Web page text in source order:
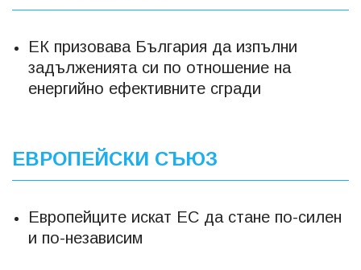
ЕК призовава България да изпълни
задълженията си по отношение на
енергийно ефективните сгради
ЕВРОПЕЙСКИ СЪЮЗ
Европейците искат ЕС да стане по-силен
и по-независим